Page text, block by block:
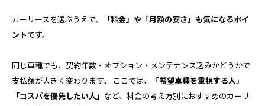
カーリースを選ぶうえで、
「料金」や「月額の安さ」も気になるポイ
ントです。
同じ車種でも、契約年数・オプション・メンテナンス込みかどうかで
支払額が大きく変わります。 ここでは、
「希望車種を重視する人」
「コスパを優先したい人」 など、料金の考え方別におすすめのカーリ